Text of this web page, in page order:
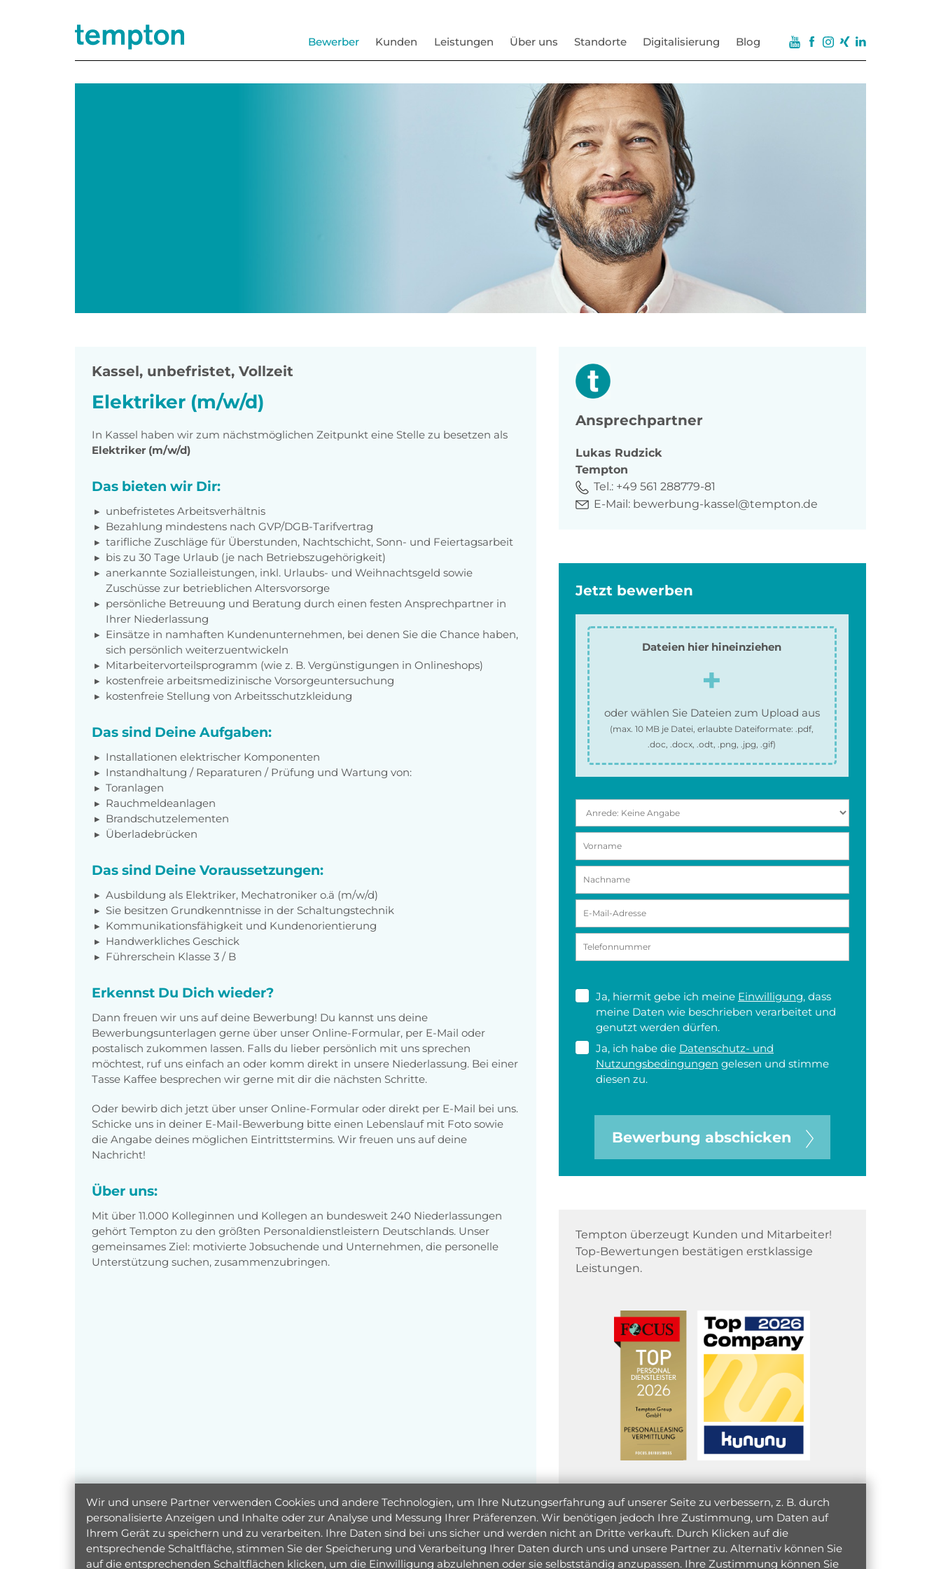
Bewerber Kunden Leistungen Über uns Standorte Digitalisierung Blog
Kassel, unbefristet, Vollzeit
Elektriker (m/w/d)
In Kassel haben wir zum nächstmöglichen Zeitpunkt eine Stelle zu besetzen als
Elektriker (m/w/d)
Das bieten wir Dir:
unbefristetes Arbeitsverhältnis
Bezahlung mindestens nach GVP/DGB-Tarifvertrag
tarifliche Zuschläge für Überstunden, Nachtschicht, Sonn- und Feiertagsarbeit
bis zu 30 Tage Urlaub (je nach Betriebszugehörigkeit)
anerkannte Sozialleistungen, inkl. Urlaubs- und Weihnachtsgeld sowie
Zuschüsse zur betrieblichen Altersvorsorge
persönliche Betreuung und Beratung durch einen festen Ansprechpartner in
Ihrer Niederlassung
Einsätze in namhaften Kundenunternehmen, bei denen Sie die Chance haben,
sich persönlich weiterzuentwickeln
Mitarbeitervorteilsprogramm (wie z. B. Vergünstigungen in Onlineshops)
kostenfreie arbeitsmedizinische Vorsorgeuntersuchung
kostenfreie Stellung von Arbeitsschutzkleidung
Das sind Deine Aufgaben:
Installationen elektrischer Komponenten
Instandhaltung / Reparaturen / Prüfung und Wartung von:
Toranlagen
Rauchmeldeanlagen
Brandschutzelementen
Überladebrücken
Das sind Deine Voraussetzungen:
Ausbildung als Elektriker, Mechatroniker o.ä (m/w/d)
Sie besitzen Grundkenntnisse in der Schaltungstechnik
Kommunikationsfähigkeit und Kundenorientierung
Handwerkliches Geschick
Führerschein Klasse 3 / B
Erkennst Du Dich wieder?
Dann freuen wir uns auf deine Bewerbung! Du kannst uns deine
Bewerbungsunterlagen gerne über unser Online-Formular, per E-Mail oder
postalisch zukommen lassen. Falls du lieber persönlich mit uns sprechen
möchtest, ruf uns einfach an oder komm direkt in unsere Niederlassung. Bei einer
Tasse Kaffee besprechen wir gerne mit dir die nächsten Schritte.
Oder bewirb dich jetzt über unser Online-Formular oder direkt per E-Mail bei uns.
Schicke uns in deiner E-Mail-Bewerbung bitte einen Lebenslauf mit Foto sowie
die Angabe deines möglichen Eintrittstermins. Wir freuen uns auf deine
Nachricht!
Über uns:
Mit über 11.000 Kolleginnen und Kollegen an bundesweit 240 Niederlassungen
gehört Tempton zu den größten Personaldienstleistern Deutschlands. Unser
gemeinsames Ziel: motivierte Jobsuchende und Unternehmen, die personelle
Unterstützung suchen, zusammenzubringen.
Ansprechpartner
Lukas Rudzick
Tempton
Tel.: +49 561 288779-81
E-Mail: bewerbung-kassel@tempton.de
Jetzt bewerben
Dateien hier hineinziehen
oder wählen Sie Dateien zum Upload aus
(max.10 MB je Datei, erlaubte Dateiformate:.pdf,
.doc, .docx, .odt, .png, .jpg, .gif)
Ja, hiermit gebe ich meine Einwilligung, dass
meine Daten wie beschrieben verarbeitet und
genutzt werden dürfen.
Ja, ich habe die Datenschutz- und
Nutzungsbedingungen gelesen und stimme
diesen zu.
Bewerbung abschicken
Tempton überzeugt Kunden und Mitarbeiter!
Top-Bewertungen bestätigen erstklassige
Leistungen.
Wir und unsere Partner verwenden Cookies und andere Technologien, um Ihre Nutzungserfahrung auf unserer Seite zu verbessern, z. B. durch
personalisierte Anzeigen und Inhalte oder zur Analyse und Messung Ihrer Präferenzen. Wir benötigen jedoch Ihre Zustimmung, um Daten auf
Ihrem Gerät zu speichern und zu verarbeiten. Ihre Daten sind bei uns sicher und werden nicht an Dritte verkauft. Durch Klicken auf die
entsprechende Schaltfläche, stimmen Sie der Speicherung und Verarbeitung Ihrer Daten durch uns und unsere Partner zu. Alternativ können Sie
auf die entsprechenden Schaltflächen klicken, um die Einwilligung abzulehnen oder sie selbstständig anzupassen. Ihre Zustimmung können Sie